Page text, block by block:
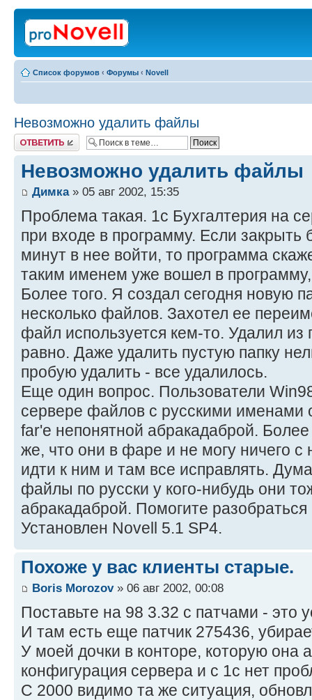
Список форумов ‹ Форумы ‹ Novell
Невозможно удалить файлы
Ответить
Невозможно удалить файлы
Димка» 05 авг 2002, 15:35
Проблема такая. 1с Бухгалтерия на
при входе в программу. Если закрыть
минут в нее войти, то программа
таким именем уже вошел в программу,
Более того. Я создал сегодня новую
несколько файлов. Захотел ее
файл используется кем-то. Удалил
равно. Даже удалить пустую папку
пробую удалить - все удалилось.
Еще один вопрос. Пользователи
сервере файлов с русскими именами
far'е непонятной абракадаброй.
же, что они в фаре и не могу ничего
идти к ним и там все исправлять.
файлы по русски у кого-нибудь они
абракадаброй. Помогите
Установлен Novell 5.1 SP4.
Похоже у вас клиенты старые.
Boris Morozov» 06 авг 2002, 00:08
Поставьте на 98 3.32 с патчами - это
И там есть еще патчик 275436,
У моей дочки в конторе, которую она
конфигурация сервера и с 1с нет
С 2000 видимо та же ситуация,